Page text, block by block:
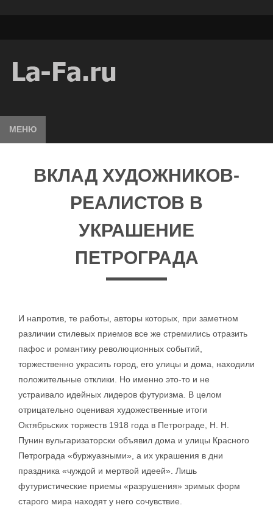
МЕНЮ
ВКЛАД ХУДОЖНИКОВ-
РЕАЛИСТОВ В
УКРАШЕНИЕ
ПЕТРОГРАДА
И напротив, те работы, авторы которых, при заметном
различии стилевых приемов все же стремились отразить
пафос и романтику революционных событий,
торжественно украсить город, его улицы и дома, находили
положительные отклики. Но именно это-то и не
устраивало идейных лидеров футуризма. В целом
отрицательно оценивая художественные итоги
Октябрьских торжеств 1918 года в Петрограде, Н. Н.
Пунин вульгаризаторски объявил дома и улицы Красного
Петрограда «буржуазными», а их украшения в дни
праздника «чуждой и мертвой идеей». Лишь
футуристические приемы «разрушения» зримых форм
старого мира находят у него сочувствие.